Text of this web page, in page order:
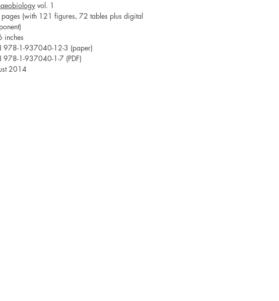
vol. 1
(with 121 figures, 72 tables plus digital
inches
978-1-937040-12-3 (paper)
978-1-937040-1-7 (PDF)
2014